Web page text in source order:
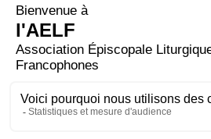
il se souvient de son amour
de la promesse faite à nos pères,
en faveur d’Abraham et sa
Marie resta avec Élisabeth
puis elle s’en retourna chez elle.
– Acclamons la Parole de